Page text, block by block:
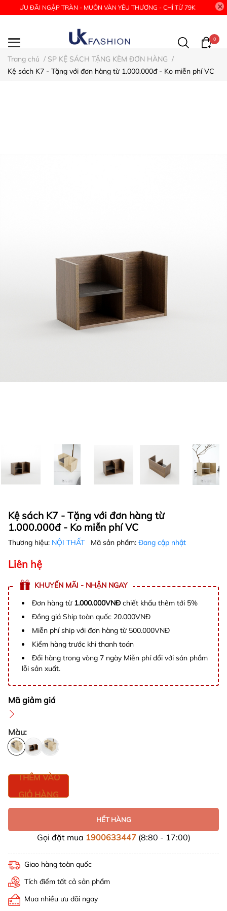
ƯU ĐÃI NGẬP TRÀN - MUÔN VÀN YÊU THƯƠNG - CHỈ TỪ 79K
0
Trang chủ / SP KỆ SÁCH TẶNG KÈM ĐƠN HÀNG /
Kệ sách K7 - Tặng với đơn hàng từ 1.000.000đ - Ko miễn phí VC
Kệ sách K7 - Tặng với đơn hàng từ
1.000.000đ - Ko miễn phí VC
Thương hiệu: NỘI THẤT Mã sản phẩm: Đang cập nhật
Liên hệ
KHUYẾN MÃI - NHẬN NGAY
Đơn hàng từ 1.000.000VNĐchiết khấu thêm tới 5%
Đồng giá Ship toàn quốc 20.000VNĐ
Miễn phí ship với đơn hàng từ 500.000VNĐ
Kiểm hàng trước khi thanh toán
Đổi hàng trong vòng 7 ngày Miễn phí đổi với sản phẩm
lỗi sản xuất.
Mã giảm giá
Màu:
THÊM VÀO
GIỎ HÀNG
HẾT HÀNG
Gọi đặt mua 1900633447(8:80 - 17:00)
Giao hàng toàn quốc
Tích điểm tất cả sản phẩm
Mua nhiều ưu đãi ngay